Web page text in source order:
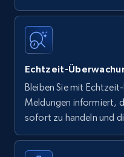
Echtzeit-
Bleiben Sie mit
Meldungen informiert,
sofort zu handeln und